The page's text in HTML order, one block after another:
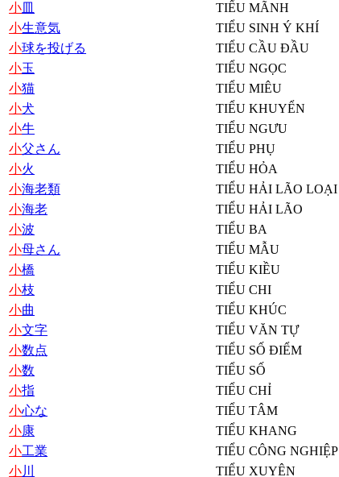
小皿 TIỂU MÃNH
小生意気 TIỂU SINH Ý KHÍ
小球を投げる TIỂU CẦU ĐẦU
小玉 TIỂU NGỌC
小猫 TIỂU MIÊU
小犬 TIỂU KHUYỂN
小牛 TIỂU NGƯU
小父さん TIỂU PHỤ
小火 TIỂU HỎA
小海老類 TIỂU HẢI LÃO LOẠI
小海老 TIỂU HẢI LÃO
小波 TIỂU BA
小母さん TIỂU MẪU
小橋 TIỂU KIỀU
小枝 TIỂU CHI
小曲 TIỂU KHÚC
小文字 TIỂU VĂN TỰ
小数点 TIỂU SỐ ĐIỂM
小数 TIỂU SỐ
小指 TIỂU CHỈ
小心な TIỂU TÂM
小康 TIỂU KHANG
小工業 TIỂU CÔNG NGHIỆP
小川 TIỂU XUYÊN